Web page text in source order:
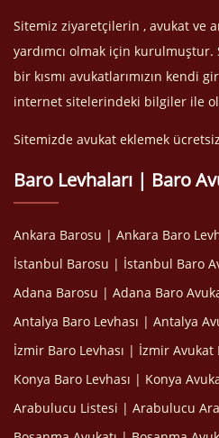
Sitemiz ziyaretçilerin , avukat ve
yardımcı olmak için
bir kısmı avukatlarımızın kendi
internet sitelerindeki bilgiler ile
Sitemizde avukat eklemek
Baro Levhaları | Baro
Ankara Barosu | Ankara Baro
İstanbul Barosu | İstanbul Baro
Adana Barosu | Adana Baro
Antalya Baro Levhası | Antalya
İzmir Baro Levhası | İzmir Avukat
Konya Baro Levhası | Konya
Arabulucu Listesi | Arabulucu Ara